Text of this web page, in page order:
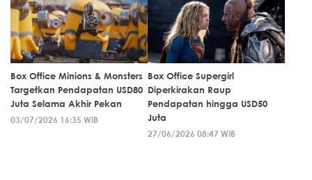
Box Office Minions & Monsters
Targetkan Pendapatan USD80
Juta Selama Akhir Pekan
03/07/2026 16:35 WIB
Box Office Supergirl
Diperkirakan Raup
Pendapatan hingga USD50
Juta
27/06/2026 08:47 WIB